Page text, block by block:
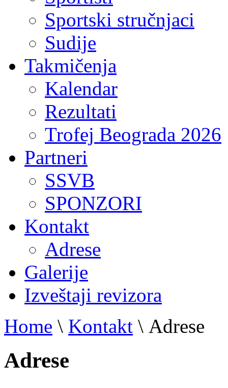
Sportski stručnjaci
Sudije
Takmičenja
Kalendar
Rezultati
Trofej Beograda 2026
Partneri
SSVB
SPONZORI
Kontakt
Adrese
Galerije
Izveštaji revizora
Home \ Kontakt \ Adrese
Adrese